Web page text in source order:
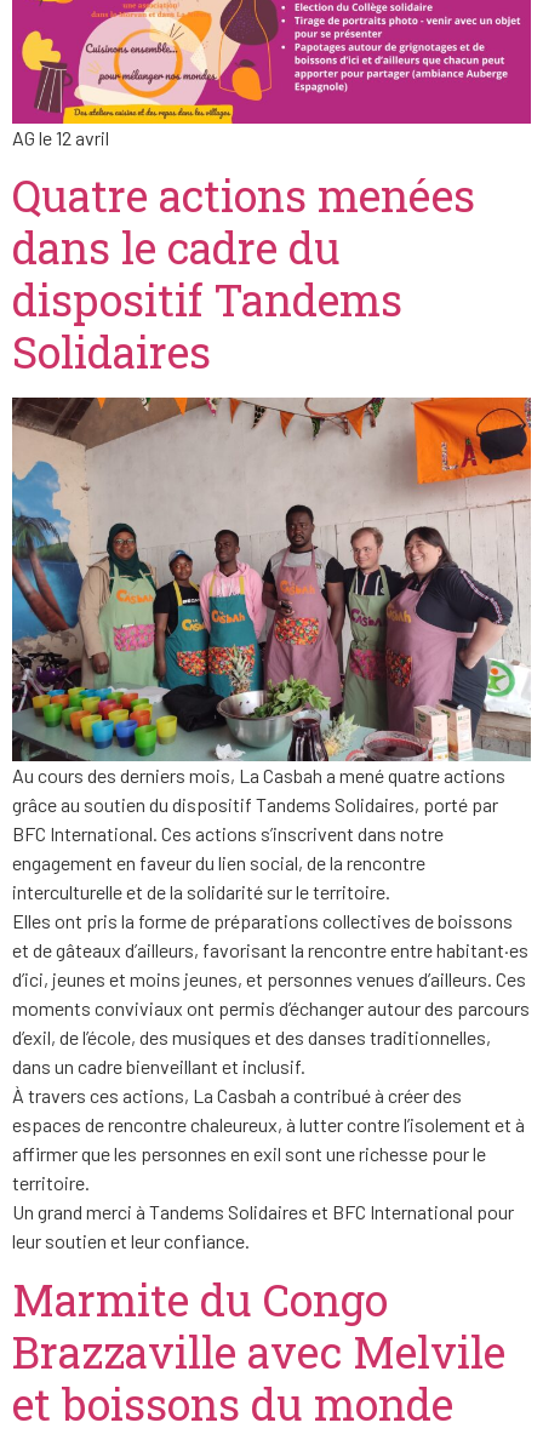
AG le 12 avril
Quatre actions menées
dans le cadre du
dispositif Tandems
Solidaires
Au cours des derniers mois, La Casbah a mené quatre actions
grâce au soutien du dispositif Tandems Solidaires, porté par
BFC International. Ces actions s’inscrivent dans notre
engagement en faveur du lien social, de la rencontre
interculturelle et de la solidarité sur le territoire.
Elles ont pris la forme de préparations collectives de boissons
et de gâteaux d’ailleurs, favorisant la rencontre entre habitant·es
d’ici, jeunes et moins jeunes, et personnes venues d’ailleurs. Ces
moments conviviaux ont permis d’échanger autour des parcours
d’exil, de l’école, des musiques et des danses traditionnelles,
dans un cadre bienveillant et inclusif.
À travers ces actions, La Casbah a contribué à créer des
espaces de rencontre chaleureux, à lutter contre l’isolement et à
affirmer que les personnes en exil sont une richesse pour le
territoire.
Un grand merci à Tandems Solidaires et BFC International pour
leur soutien et leur confiance.
Marmite du Congo
Brazzaville avec Melvile
et boissons du monde